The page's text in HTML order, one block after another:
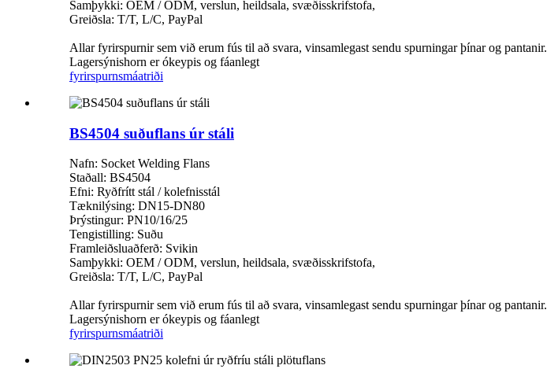
Samþykki: OEM / ODM, verslun, heildsala, svæðisskrifstofa,
Greiðsla: T/T, L/C, PayPal
Allar fyrirspurnir sem við erum fús til að svara, vinsamlegast sendu spurningar þínar og pantanir.
Lagersýnishorn er ókeypis og fáanlegt
fyrirspurnsmáatriði
BS4504 suðuflans úr stáli
Nafn: Socket Welding Flans
Staðall: BS4504
Efni: Ryðfrítt stál / kolefnisstál
Tæknilýsing: DN15-DN80
Þrýstingur: PN10/16/25
Tengistilling: Suðu
Framleiðsluaðferð: Svikin
Samþykki: OEM / ODM, verslun, heildsala, svæðisskrifstofa,
Greiðsla: T/T, L/C, PayPal
Allar fyrirspurnir sem við erum fús til að svara, vinsamlegast sendu spurningar þínar og pantanir.
Lagersýnishorn er ókeypis og fáanlegt
fyrirspurnsmáatriði